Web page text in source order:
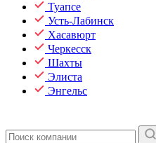
Туапсе
Усть-Лабинск
Хасавюрт
Черкесск
Шахты
Элиста
Энгельс